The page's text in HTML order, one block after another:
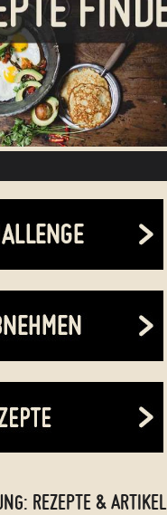
REZEPTE & ARTIKEL